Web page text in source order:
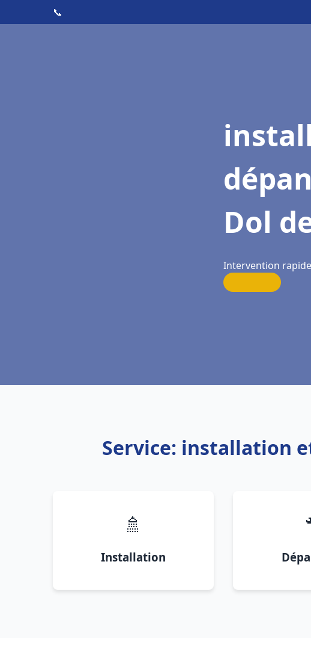
📞
Dol
Intervention
Service: installation
🚿
Installation